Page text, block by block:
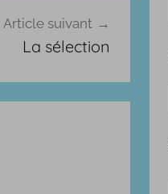
Article suivant
La sélection